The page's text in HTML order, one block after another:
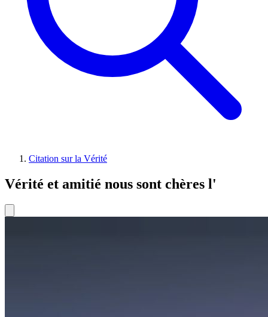
Citation sur la Vérité
Vérité et amitié nous sont chères l'